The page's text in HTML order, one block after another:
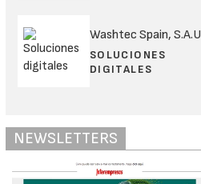
Washtec Spain, S.A.U
SOLUCIONES
DIGITALES
NEWSLETTERS